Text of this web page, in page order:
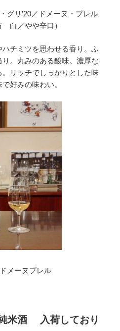
リ’20／ドメーヌ・プレル
白／やや辛口）
チミツを思わせる香り。ふ
。丸みのある酸味。濃厚な
リッチでしっかりとした味
好みの味わい。
メーヌプレル
米酒 入荷しており